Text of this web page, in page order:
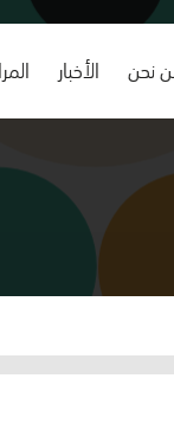
نحن الأخبار